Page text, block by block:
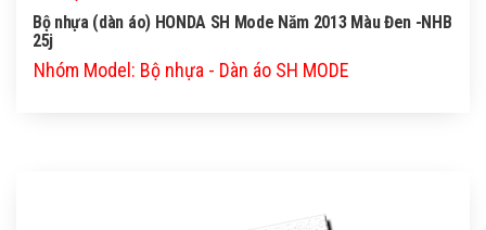
Bộ nhựa (dàn áo) HONDA SH Mode Năm 2013 Màu Đen -NHB
25j
Nhóm Model: Bộ nhựa - Dàn áo SH MODE